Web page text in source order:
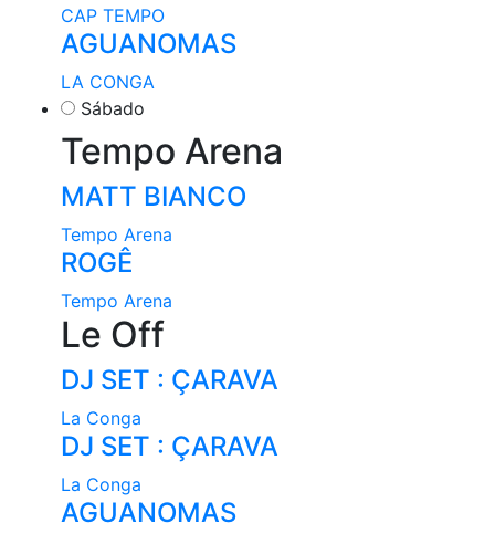
CAP TEMPO
AGUANOMAS
LA CONGA
Sábado
Tempo Arena
MATT BIANCO
Tempo Arena
ROGÊ
Tempo Arena
Le Off
DJ SET : ÇARAVA
La Conga
DJ SET : ÇARAVA
La Conga
AGUANOMAS